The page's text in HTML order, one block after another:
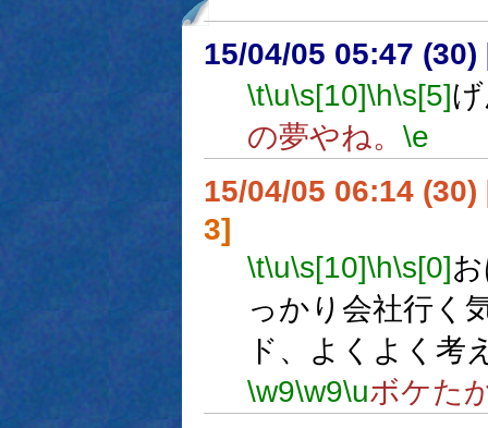
15/04/05 05:47 (30)
\t\u\s[10]\h\s[5]
の夢やね。 \e
15/04/05 06:14 (30)
3]
\t\u\s[10]\h\s[0]
っかり会社行く
ド、よくよく考
\w9\w9\uボケた